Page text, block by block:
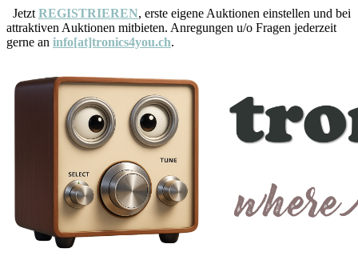
Jetzt REGISTRIEREN, erste eigene Auktionen einstellen und bei
attraktiven Auktionen mitbieten. Anregungen u/o Fragen jederzeit
gerne an info[at]tronics4you.ch.